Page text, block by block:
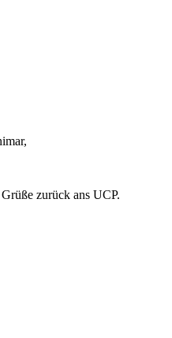
zurück ans UCP.